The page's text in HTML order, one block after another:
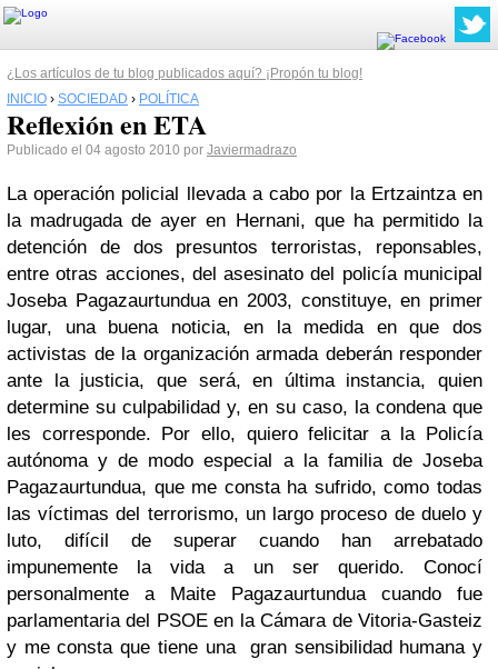
¿Los artículos de tu blog publicados aquí? ¡Propón tu blog!
INICIO › SOCIEDAD › POLÍTICA
Reflexión en ETA
Publicado el 04 agosto 2010 por Javiermadrazo
La operación policial llevada a cabo por la Ertzaintza en
la madrugada de ayer en Hernani, que ha permitido la
detención de dos presuntos terroristas, reponsables,
entre otras acciones, del asesinato del policía municipal
Joseba Pagazaurtundua en 2003, constituye, en primer
lugar, una buena noticia, en la medida en que dos
activistas de la organización armada deberán responder
ante la justicia, que será, en última instancia, quien
determine su culpabilidad y, en su caso, la condena que
les corresponde. Por ello, quiero felicitar a la Policía
autónoma y de modo especial a la familia de Joseba
Pagazaurtundua, que me consta ha sufrido, como todas
las víctimas del terrorismo, un largo proceso de duelo y
luto, difícil de superar cuando han arrebatado
impunemente la vida a un ser querido. Conocí
personalmente a Maite Pagazaurtundua cuando fue
parlamentaria del PSOE en la Cámara de Vitoria-Gasteiz
y me consta que tiene una gran sensibilidad humana y